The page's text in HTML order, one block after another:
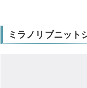
ミラノリブニット